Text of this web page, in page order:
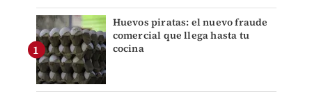
Huevos piratas: el nuevo fraude
comercial que llega hasta tu
cocina